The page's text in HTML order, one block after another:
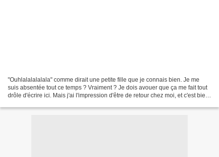
"Ouhlalalalalala" comme dirait une petite fille que je connais bien. Je me
suis absentée tout ce temps ? Vraiment ? Je dois avouer que ça me fait tout
drôle d'écrire ici. Mais j'ai l'impression d'être de retour chez moi, et c'est bien